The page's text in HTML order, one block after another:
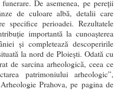
De asemenea, pe pereții
de culoare albă, detalii care
specifice perioadei. Rezultatele
importantă la cunoașterea
și completează descoperirile
la nord de Ploiești. Odată cu
de sarcina arheologică, ceea ce
patrimoniului arheologic”,
Prahova, pe pagina de